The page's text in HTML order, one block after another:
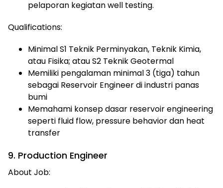
pelaporan kegiatan well testing.
Qualifications:
Minimal S1 Teknik Perminyakan, Teknik Kimia,
atau Fisika; atau S2 Teknik Geotermal
Memiliki pengalaman minimal 3 (tiga) tahun
sebagai Reservoir Engineer di industri panas
bumi
Memahami konsep dasar reservoir engineering
seperti fluid flow, pressure behavior dan heat
transfer
9. Production Engineer
About Job: